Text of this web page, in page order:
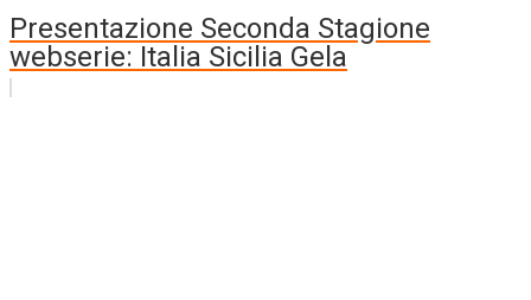
Presentazione Seconda Stagione
webserie: Italia Sicilia Gela